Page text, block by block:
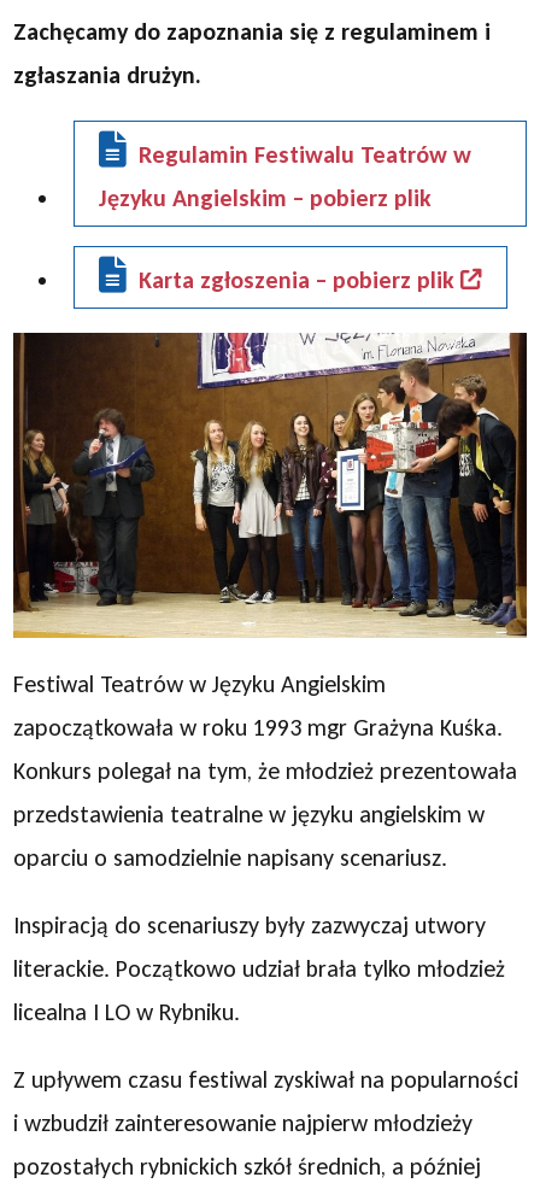
Zachęcamy do zapoznania się z regulaminem i
zgłaszania drużyn.
Regulamin Festiwalu Teatrów w
Języku Angielskim – pobierz plik
Karta zgłoszenia – pobierz plik
Festiwal Teatrów w Języku Angielskim
zapoczątkowała w roku 1993 mgr Grażyna Kuśka.
Konkurs polegał na tym, że młodzież prezentowała
przedstawienia teatralne w języku angielskim w
oparciu o samodzielnie napisany scenariusz.
Inspiracją do scenariuszy były zazwyczaj utwory
literackie. Początkowo udział brała tylko młodzież
licealna I LO w Rybniku.
Z upływem czasu festiwal zyskiwał na popularności
i wzbudził zainteresowanie najpierw młodzieży
pozostałych rybnickich szkół średnich, a później